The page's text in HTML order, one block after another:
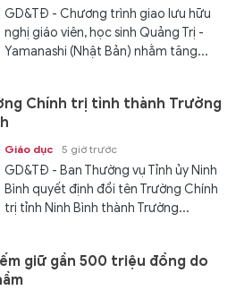
GD&TĐ - Chương trình giao lưu hữu
nghị giáo viên, học sinh Quảng Trị -
Yamanashi (Nhật Bản) nhằm tăng...
Chính trị tỉnh thành Trường
Giáo dục 5 giờ trước
GD&TĐ - Ban Thường vụ Tỉnh ủy Ninh
Bình quyết định đổi tên Trường Chính
trị tỉnh Ninh Bình thành Trường...
giữ gần 500 triệu đồng do